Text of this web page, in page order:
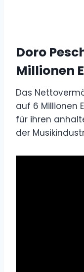
Doro
Millionen
Das
auf 6 Millionen
für ihren
der